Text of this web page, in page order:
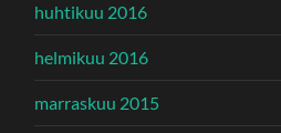
huhtikuu 2016
helmikuu 2016
marraskuu 2015